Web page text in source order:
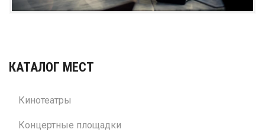
КАТАЛОГ МЕСТ
Кинотеатры
Концертные площадки